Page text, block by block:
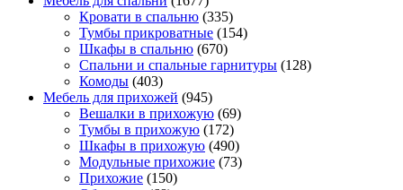
Кровати в спальню (335)
Тумбы прикроватные (154)
Шкафы в спальню (670)
Спальни и спальные гарнитуры (128)
Комоды (403)
Мебель для прихожей (945)
Вешалки в прихожую (69)
Тумбы в прихожую (172)
Шкафы в прихожую (490)
Модульные прихожие (73)
Прихожие (150)